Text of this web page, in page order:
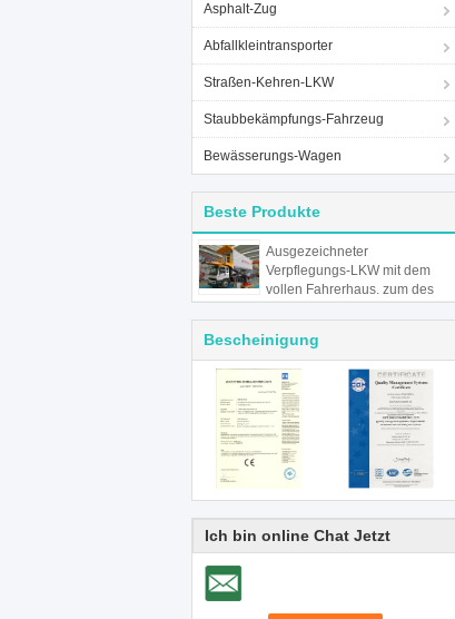
Asphalt-Zug
Abfallkleintransporter
Straßen-Kehren-LKW
Staubbekämpfungs-Fahrzeug
Bewässerungs-Wagen
Beste Produkte
Ausgezeichneter
Verpflegungs-LKW mit dem
vollen Fahrerhaus, zum des
Bescheinigung
Ich bin online Chat Jetzt